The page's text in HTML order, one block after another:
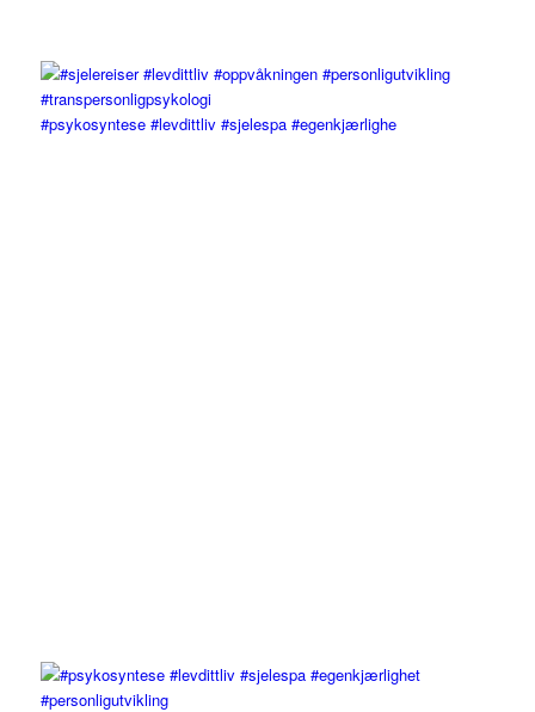
#psykosyntese #levdittliv #sjelespa #egenkjærlighe